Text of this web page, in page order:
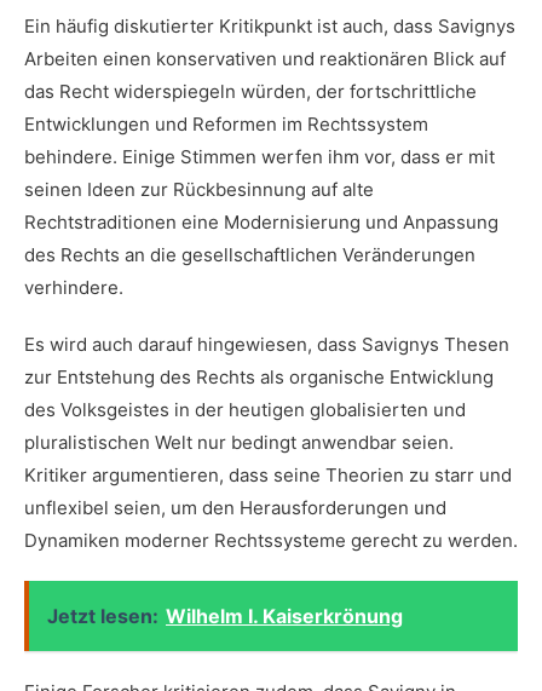
Ein häufig‍ diskutierter Kritikpunkt ist auch, ⁤dass Savignys
Arbeiten⁢ einen konservativen und reaktionären Blick auf
⁣das Recht ‌widerspiegeln ⁢würden, der fortschrittliche
Entwicklungen und Reformen im Rechtssystem
behindere. Einige Stimmen ⁣werfen ihm vor, dass er ‍mit
seinen Ideen zur Rückbesinnung auf alte
‍Rechtstraditionen eine ‍Modernisierung und Anpassung
des Rechts an die gesellschaftlichen ⁢Veränderungen
verhindere.
Es wird auch darauf hingewiesen, dass⁢ Savignys ⁤Thesen
zur Entstehung des Rechts ⁤als organische Entwicklung ​
des Volksgeistes in der heutigen globalisierten und⁤
pluralistischen Welt nur bedingt anwendbar seien.
⁣Kritiker argumentieren, dass seine⁣ Theorien zu starr‍ und
unflexibel seien, ⁣um den‍ Herausforderungen und
Dynamiken moderner Rechtssysteme gerecht ‌zu werden.
Jetzt lesen: Wilhelm I. Kaiserkrönung